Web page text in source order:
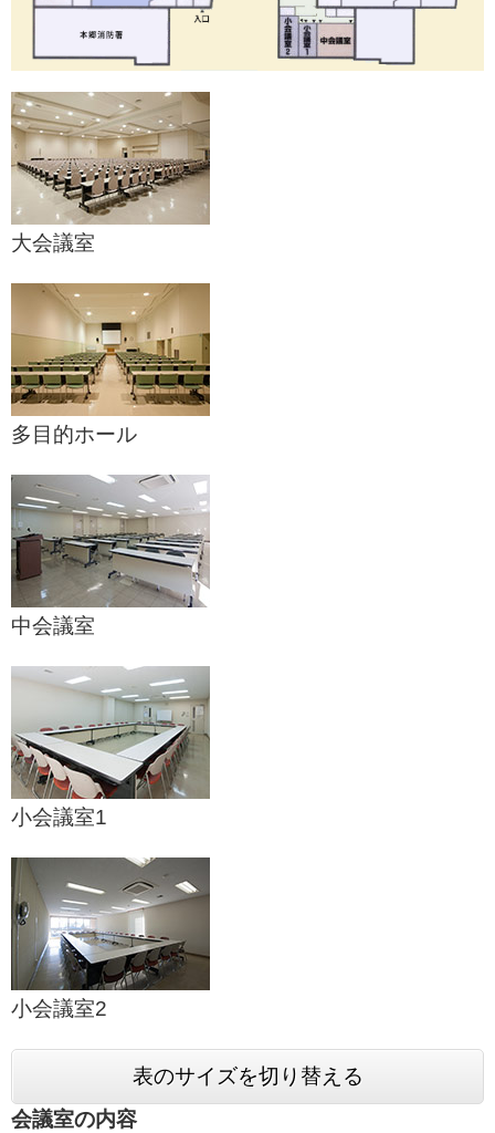
大会議室
多目的ホール
中会議室
小会議室1
小会議室2
表のサイズを切り替える
会議室の内容